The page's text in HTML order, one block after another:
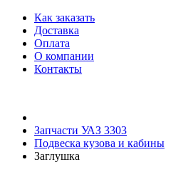
Как заказать
Доставка
Оплата
О компании
Контакты
Запчасти УАЗ 3303
Подвеска кузова и кабины
Заглушка